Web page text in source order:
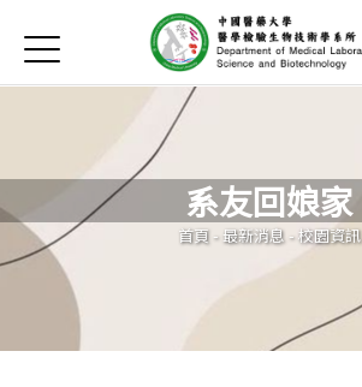
首頁
首頁
Open submenu (系所介紹)
系所介紹
系所團隊
Open submenu (課程資訊)
課程資訊
Jump to Navigation
Jump to Main content
系友回娘家
您在這裡
首頁 - 最新消息 -校園資訊